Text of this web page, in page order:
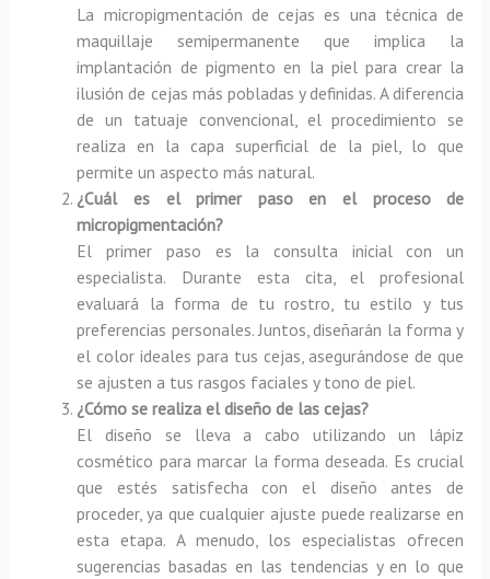
La micropigmentación de cejas es una técnica de
maquillaje semipermanente que implica la
implantación de pigmento en la piel para crear la
ilusión de cejas más pobladas y definidas. A diferencia
de un tatuaje convencional, el procedimiento se
realiza en la capa superficial de la piel, lo que
permite un aspecto más natural.
¿Cuál es el primer paso en el proceso de
micropigmentación?
El primer paso es la consulta inicial con un
especialista. Durante esta cita, el profesional
evaluará la forma de tu rostro, tu estilo y tus
preferencias personales. Juntos, diseñarán la forma y
el color ideales para tus cejas, asegurándose de que
se ajusten a tus rasgos faciales y tono de piel.
¿Cómo se realiza el diseño de las cejas?
El diseño se lleva a cabo utilizando un lápiz
cosmético para marcar la forma deseada. Es crucial
que estés satisfecha con el diseño antes de
proceder, ya que cualquier ajuste puede realizarse en
esta etapa. A menudo, los especialistas ofrecen
sugerencias basadas en las tendencias y en lo que